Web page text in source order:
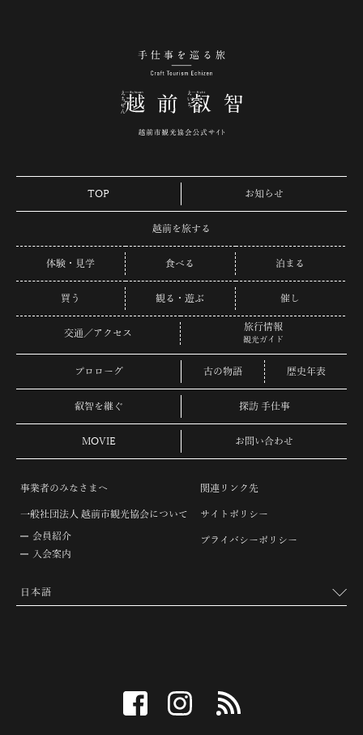
TOP お知らせ
越前を旅する
体験・見学 食べる 泊まる
買う 観る・遊ぶ 催し
交通／アクセス
旅行情報
観光ガイド
プロローグ 古の物語 歴史年表
叡智を継ぐ 探訪 手仕事
MOVIE お問い合わせ
事業者のみなさまへ
一般社団法人 越前市観光協会について
会員紹介
入会案内
関連リンク先
サイトポリシー
プライバシーポリシー
facebook instagram